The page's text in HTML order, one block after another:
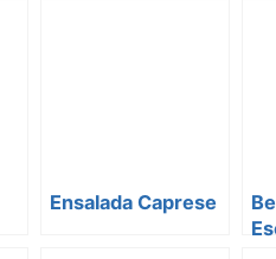
Ensalada Caprese